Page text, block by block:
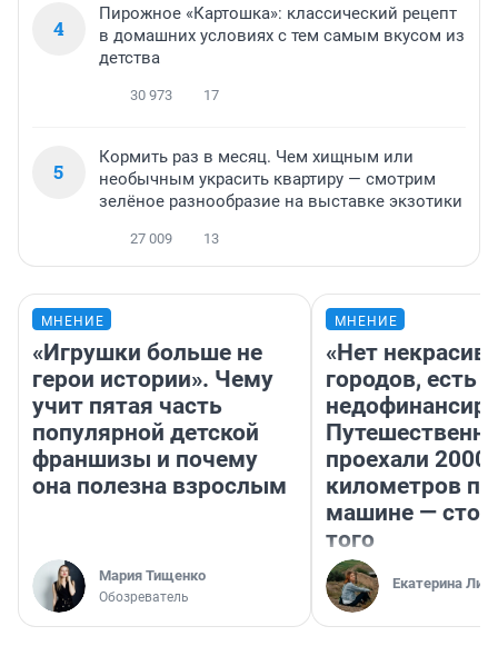
4
Пирожное «Картошка»: классический рецепт
в домашних условиях с тем самым вкусом из
детства
30 973 17
5
Кормить раз в месяц. Чем хищным или
необычным украсить квартиру — смотрим
зелёное разнообразие на выставке экзотики
27 009 13
МНЕНИЕ
«Игрушки больше не
герои истории». Чему
учит пятая часть
популярной детской
франшизы и почему
она полезна взрослым
Мария Тищенко
Обозреватель
МНЕНИЕ
«Нет
городов, есть
проехали 2000
километров по
машине —
того
Екатерина